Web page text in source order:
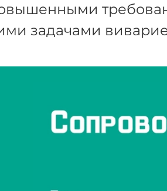
задачами